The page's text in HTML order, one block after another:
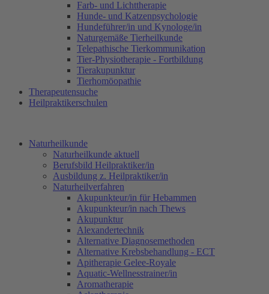
Farb- und Lichttherapie
Hunde- und Katzenpsychologie
Hundeführer/in und Kynologe/in
Naturgemäße Tierheilkunde
Telepathische Tierkommunikation
Tier-Physiotherapie - Fortbildung
Tierakupunktur
Tierhomöopathie
Therapeutensuche
Heilpraktikerschulen
Naturheilkunde
Naturheilkunde aktuell
Berufsbild Heilpraktiker/in
Ausbildung z. Heilpraktiker/in
Naturheilverfahren
Akupunkteur/in für Hebammen
Akupunkteur/in nach Thews
Akupunktur
Alexandertechnik
Alternative Diagnosemethoden
Alternative Krebsbehandlung - ECT
Apitherapie Gelee-Royale
Aquatic-Wellnesstrainer/in
Aromatherapie